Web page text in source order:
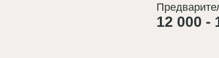
12 000 -